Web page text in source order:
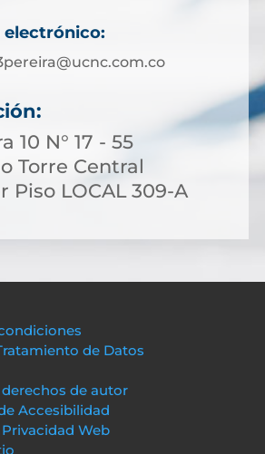
electrónico:
10 N° 17 - 55
Torre Central
Piso LOCAL 309-A
de Datos
derechos de autor
Accesibilidad
Web